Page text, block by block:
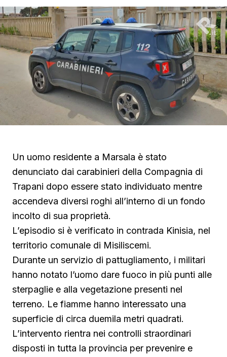
Un uomo residente a Marsala è stato
denunciato dai carabinieri della Compagnia di
Trapani dopo essere stato individuato mentre
accendeva diversi roghi all’interno di un fondo
incolto di sua proprietà.
L’episodio si è verificato in contrada Kinisia, nel
territorio comunale di Misiliscemi.
Durante un servizio di pattugliamento, i militari
hanno notato l’uomo dare fuoco in più punti alle
sterpaglie e alla vegetazione presenti nel
terreno. Le fiamme hanno interessato una
superficie di circa duemila metri quadrati.
L’intervento rientra nei controlli straordinari
disposti in tutta la provincia per prevenire e